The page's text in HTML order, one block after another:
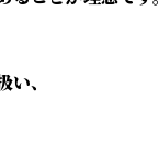
い、